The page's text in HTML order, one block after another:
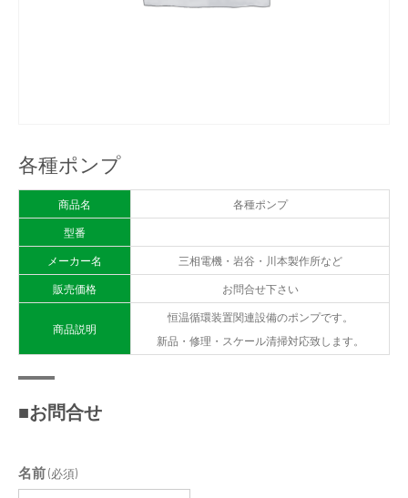
各種ポンプ
商品名 各種ポンプ
型番
メーカー名 三相電機・岩谷・川本製作所など
販売価格 お問合せ下さい
商品説明
恒温循環装置関連設備のポンプです。
新品・修理・スケール清掃対応致します。
■お問合せ
名前(必須)